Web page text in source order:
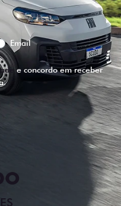
Email
e concordo em receber